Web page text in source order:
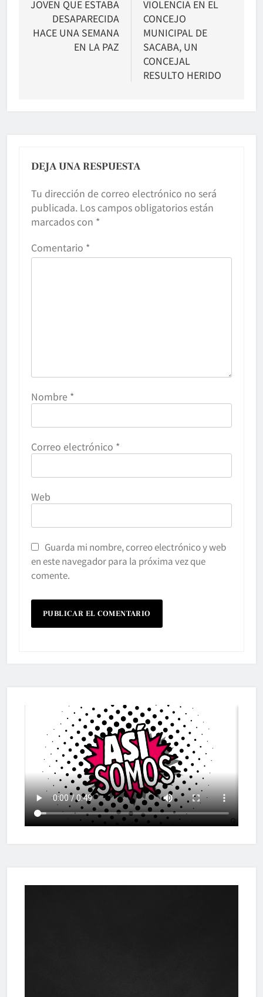
entradas
JOVEN QUE ESTABA
DESAPARECIDA
HACE UNA SEMANA
EN LA PAZ
VIOLENCIA EN EL
CONCEJO
MUNICIPAL DE
SACABA, UN
CONCEJAL
RESULTO HERIDO
DEJA UNA RESPUESTA
Tu dirección de correo electrónico no será
publicada. Los campos obligatorios están
marcados con *
Comentario *
Nombre *
Correo electrónico *
Web
Guarda mi nombre, correo electrónico y web
en este navegador para la próxima vez que
comente.